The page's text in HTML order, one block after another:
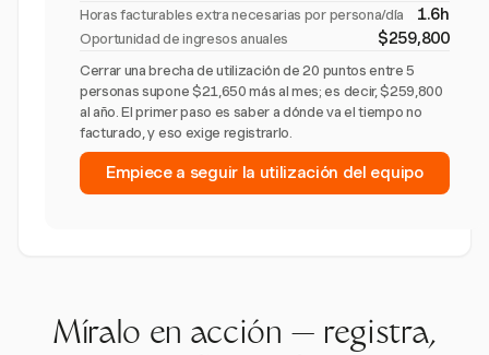
Horas facturables extra necesarias por persona/día 1.6h
Oportunidad de ingresos anuales $259,800
Cerrar una brecha de utilización de 20 puntos entre 5
personas supone $21,650 más al mes; es decir, $259,800
al año. El primer paso es saber a dónde va el tiempo no
facturado, y eso exige registrarlo.
Empiece a seguir la utilización del equipo
Míralo en acción — registra,